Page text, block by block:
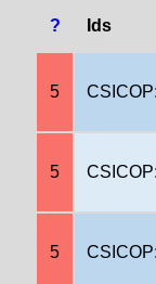
? Ids
5
5
5